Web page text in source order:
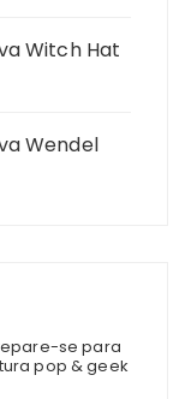
Witch Hat
Wendel
se para
pop & geek